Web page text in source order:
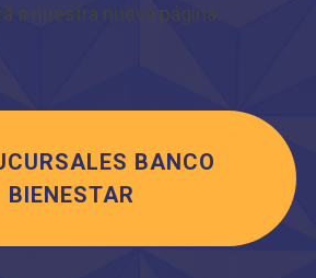
a nuestra nueva página.
BANCO
BIENESTAR